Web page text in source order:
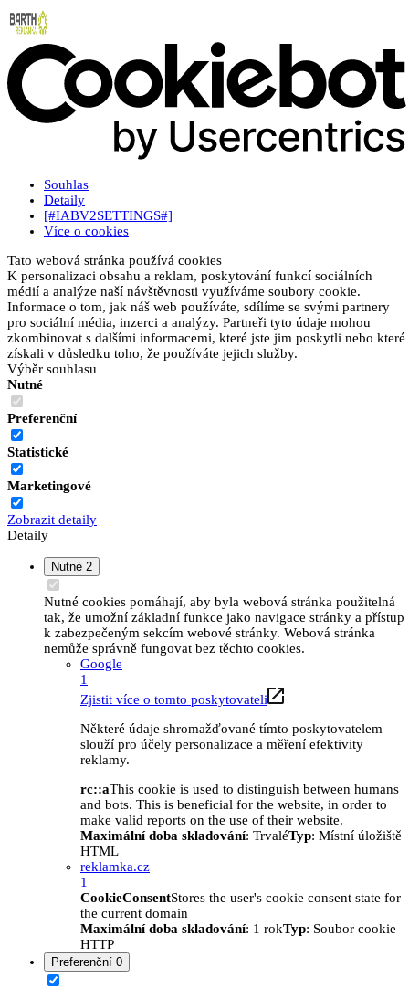
Souhlas
Detaily
[#IABV2SETTINGS#]
Více o cookies
Tato webová stránka používá cookies
K personalizaci obsahu a reklam, poskytování funkcí sociálních
médií a analýze naší návštěvnosti využíváme soubory cookie.
Informace o tom, jak náš web používáte, sdílíme se svými partnery
pro sociální média, inzerci a analýzy. Partneři tyto údaje mohou
zkombinovat s dalšími informacemi, které jste jim poskytli nebo které
získali v důsledku toho, že používáte jejich služby.
Výběr souhlasu
Nutné
Preferenční
Statistické
Marketingové
Zobrazit detaily
Detaily
Nutné 2
Nutné cookies pomáhají, aby byla webová stránka použitelná
tak, že umožní základní funkce jako navigace stránky a přístup
k zabezpečeným sekcím webové stránky. Webová stránka
nemůže správně fungovat bez těchto cookies.
Google
1
Zjistit více o tomto poskytovateli
Některé údaje shromažďované tímto poskytovatelem
slouží pro účely personalizace a měření efektivity
reklamy.
rc::aThis cookie is used to distinguish between humans
and bots. This is beneficial for the website, in order to
make valid reports on the use of their website.
Maximální doba skladování: TrvaléTyp: Místní úložiště
HTML
reklamka.cz
1
CookieConsentStores the user's cookie consent state for
the current domain
Maximální doba skladování: 1 rokTyp: Soubor cookie
HTTP
Preferenční 0